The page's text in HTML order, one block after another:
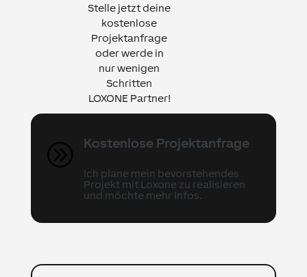
Stelle jetzt deine
kostenlose
Projektanfrage
oder werde in
nur wenigen
Schritten
LOXONE Partner!
Kostenlose Projektanfrage
Ich plane mein bevorstehendes
Projekt mit Loxone zu realisieren
und möchte mehr Infos.